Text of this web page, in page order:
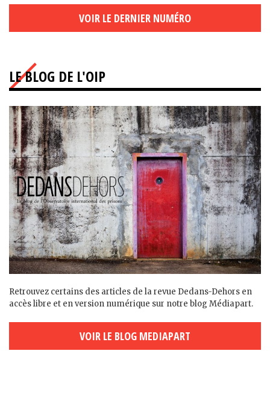
VOIR LE DERNIER NUMÉRO
LE BLOG DE L'OIP
Retrouvez certains des articles de la revue Dedans-Dehors en
accès libre et en version numérique sur notre blog Médiapart.
VOIR LE BLOG MEDIAPART